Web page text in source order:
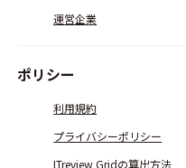
運営企業
ポリシー
利用規約
プライバシーポリシー
ITreview Gridの算出方法